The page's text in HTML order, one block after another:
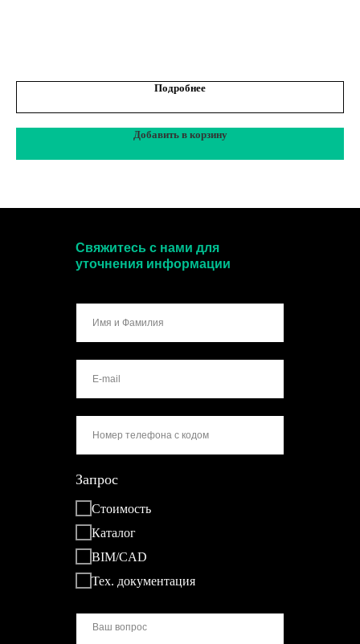
Подробнее
Добавить в корзину
Запрос
Стоимость
Каталог
BIM/CAD
Тех. документация
Свяжитесь с нами для
уточнения информации